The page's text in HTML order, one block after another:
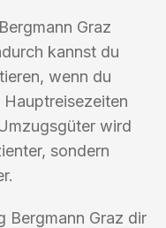
Graz
kannst du
wenn du
wird
sondern
Bergmann Graz dir